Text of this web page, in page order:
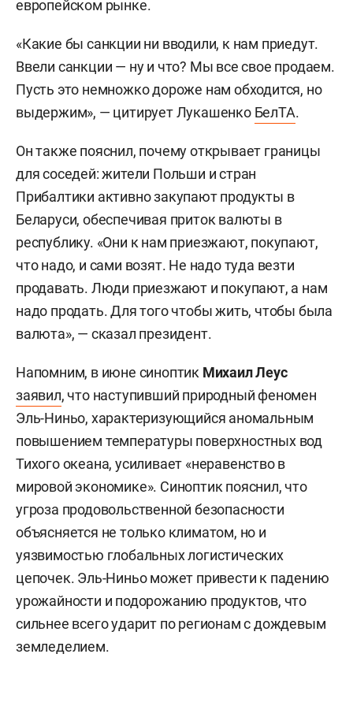
европейском рынке.
«Какие бы санкции ни вводили, к нам приедут.
Ввели санкции — ну и что? Мы все свое продаем.
Пусть это немножко дороже нам обходится, но
выдержим», — цитирует Лукашенко БелТА.
Он также пояснил, почему открывает границы
для соседей: жители Польши и стран
Прибалтики активно закупают продукты в
Беларуси, обеспечивая приток валюты в
республику. «Они к нам приезжают, покупают,
что надо, и сами возят. Не надо туда везти
продавать. Люди приезжают и покупают, а нам
надо продать. Для того чтобы жить, чтобы была
валюта», — сказал президент.
Напомним, в июне синоптик Михаил Леус
заявил, что наступивший природный феномен
Эль-Ниньо, характеризующийся аномальным
повышением температуры поверхностных вод
Тихого океана, усиливает «неравенство в
мировой экономике». Синоптик пояснил, что
угроза продовольственной безопасности
объясняется не только климатом, но и
уязвимостью глобальных логистических
цепочек. Эль-Ниньо может привести к падению
урожайности и подорожанию продуктов, что
сильнее всего ударит по регионам с дождевым
земледелием.